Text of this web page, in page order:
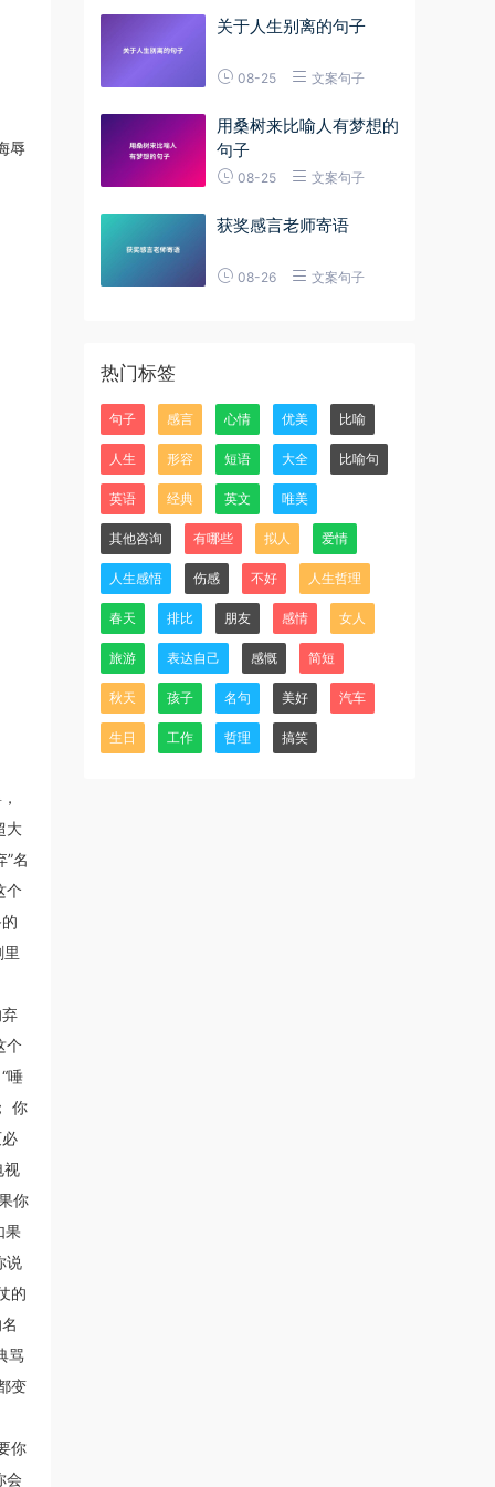
辱
大
名
个
个
唾
你
视
你
果
说
的
骂
变
你
会
关于人生别离的句子
08-25 文案句子
用桑树来比喻人有梦想的
句子
08-25 文案句子
获奖感言老师寄语
08-26 文案句子
热门标签
句子 感言 心情 优美 比喻
人生 形容 短语 大全 比喻句
英语 经典 英文 唯美
其他咨询 有哪些 拟人 爱情
人生感悟 伤感 不好 人生哲理
春天 排比 朋友 感情 女人
旅游 表达自己 感慨 简短
秋天 孩子 名句 美好 汽车
生日 工作 哲理 搞笑